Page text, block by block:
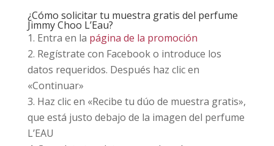
¿Cómo solicitar tu muestra gratis del perfume
Jimmy Choo L’Eau?
Entra en la página de la promoción
Regístrate con Facebook o introduce los
datos requeridos. Después haz clic en
«Continuar»
Haz clic en «Recibe tu dúo de muestra gratis»,
que está justo debajo de la imagen del perfume
L’EAU